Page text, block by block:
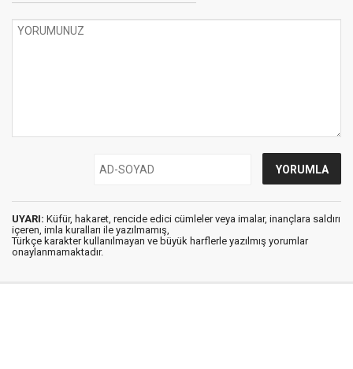
UYARI: Küfür, hakaret, rencide edici cümleler veya imalar, inançlara saldırı
içeren, imla kuralları ile yazılmamış,
Türkçe karakter kullanılmayan ve büyük harflerle yazılmış yorumlar
onaylanmamaktadır.